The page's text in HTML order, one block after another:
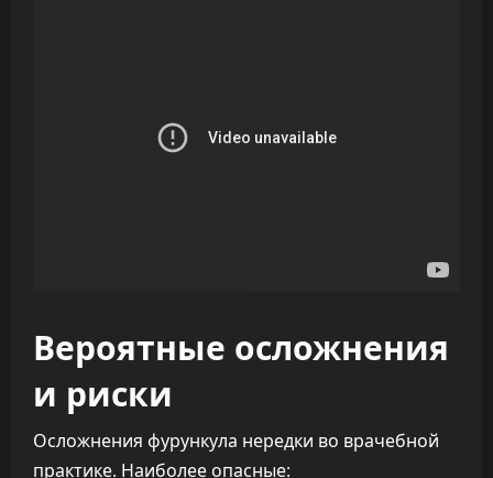
Вероятные осложнения
и риски
Осложнения фурункула нередки во врачебной
практике. Наиболее опасные: